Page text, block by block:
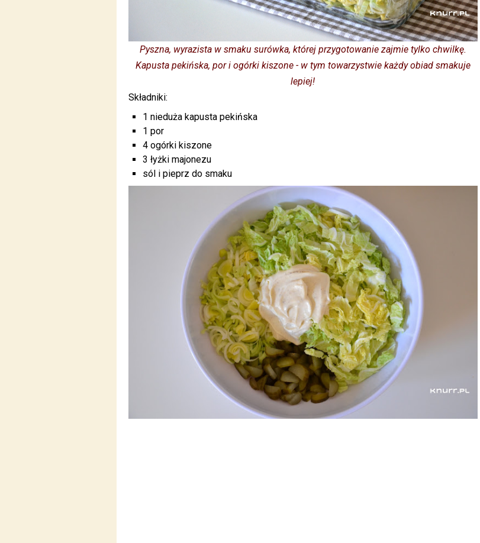
Pyszna, wyrazista w smaku surówka, której przygotowanie zajmie tylko chwilkę.
Kapusta pekińska, por i ogórki kiszone - w tym towarzystwie każdy obiad smakuje
lepiej!
Składniki:
1 nieduża kapusta pekińska
1 por
4 ogórki kiszone
3 łyżki majonezu
sól i pieprz do smaku